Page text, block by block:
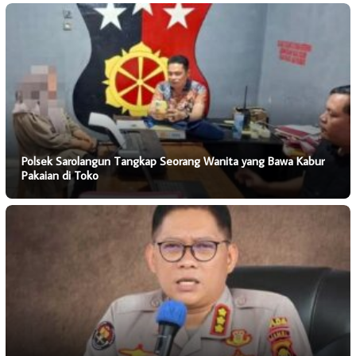
Polsek Sarolangun Tangkap Seorang Wanita yang Bawa Kabur
Pakaian di Toko